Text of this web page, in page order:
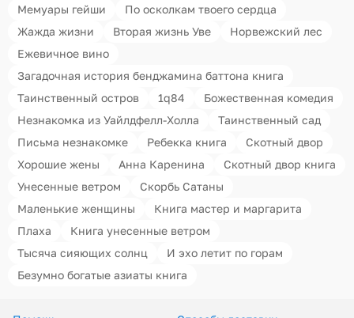
Мемуары гейши
По осколкам твоего сердца
Жажда жизни
Вторая жизнь Уве
Норвежский лес
Ежевичное вино
Загадочная история бенджамина баттона книга
Таинственный остров
1q84
Божественная комедия
Незнакомка из Уайлдфелл-Холла
Таинственный сад
Письма незнакомке
Ребекка книга
Скотный двор
Хорошие жены
Анна Каренина
Скотный двор книга
Унесенные ветром
Скорбь Сатаны
Маленькие женщины
Книга мастер и маргарита
Плаха
Книга унесенные ветром
Тысяча сияющих солнц
И эхо летит по горам
Безумно богатые азиаты книга